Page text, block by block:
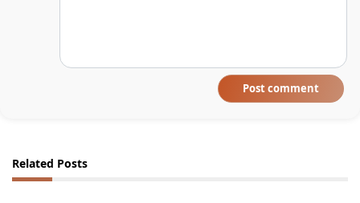
Post comment
Related Posts